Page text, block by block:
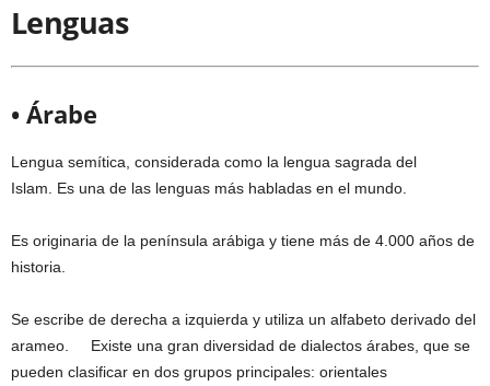
Lenguas
• Árabe
Lengua semítica, considerada como la lengua sagrada del
Islam. Es una de las lenguas más habladas en el mundo.
Es originaria de la península arábiga y tiene más de 4.000 años de
historia.
Se escribe de derecha a izquierda y utiliza un alfabeto derivado del
arameo. Existe una gran diversidad de dialectos árabes, que se
pueden clasificar en dos grupos principales: orientales